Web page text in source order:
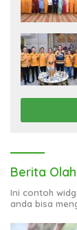
Berita
Ini contoh
anda bisa